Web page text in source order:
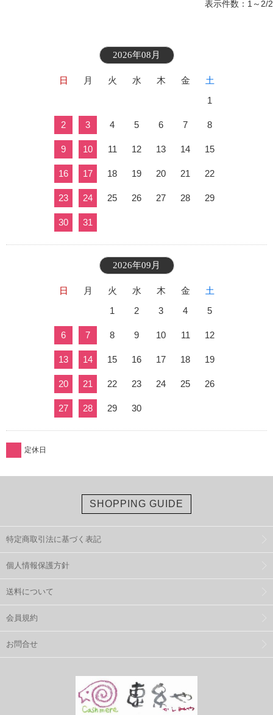
表示件数：1～2/2
2026年08月
日 月 火 水 木 金
土
1
2 3 4 5 6 7 8
9 10 11 12 13 14 15
16 17 18 19 20 21 22
23 24 25 26 27 28 29
30 31
2026年09月
日 月 火 水 木 金
土
1
2 3 4 5
6 7 8 9 10 11 12
13 14 15 16 17 18 19
20 21 22 23 24 25 26
27 28 29 30
定休日
SHOPPING GUIDE
特定商取引法に基づく表記
個人情報保護方針
送料について
会員規約
お問合せ